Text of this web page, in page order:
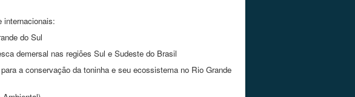
internacionais:
do Sul
demersal nas regiões Sul e Sudeste do Brasil
a conservação da toninha e seu ecossistema no Rio Grande